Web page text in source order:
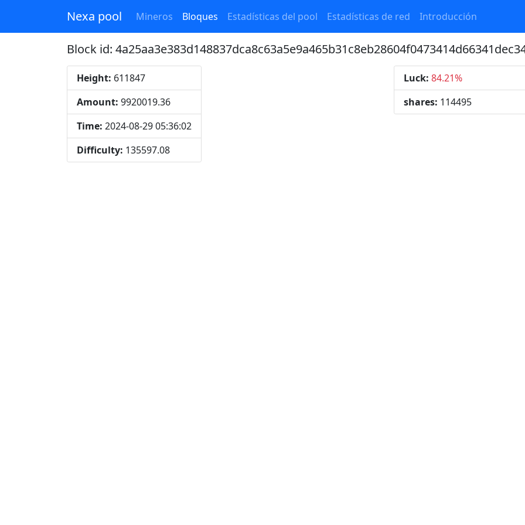
Nexa pool Mineros Bloques Estadísticas del pool Estadísticas de red Introducción
Block id:
Height: 611847
Amount: 9920019.36
Time: 2024-08-29 05:36:02
Difficulty: 135597.08
Luck: 84.21%
shares: 114495